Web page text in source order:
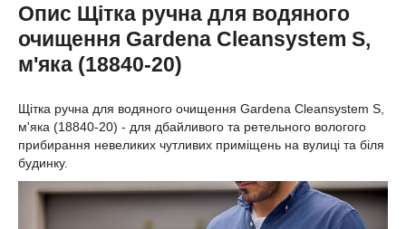
Опис Щітка ручна для водяного
очищення Gardena Cleansystem S,
м'яка (18840-20)
Щітка ручна для водяного очищення Gardena Cleansystem S,
м'яка (18840-20) - для дбайливого та ретельного вологого
прибирання невеликих чутливих приміщень на вулиці та біля
будинку.